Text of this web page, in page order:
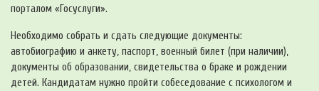
порталом «Госуслуги».
Необходимо собрать и сдать следующие документы:
автобиографию и анкету, паспорт, военный билет (при наличии),
документы об образовании, свидетельства о браке и рождении
детей. Кандидатам нужно пройти собеседование с психологом и